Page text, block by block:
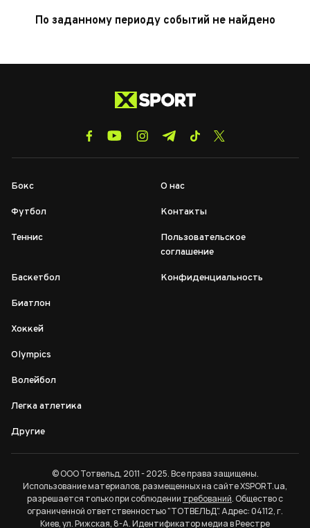
По заданному периоду событий не найдено
Бокс
Футбол
Теннис
Баскетбол
Биатлон
Хоккей
Olympics
Волейбол
Легка атлетика
Другие
О нас
Контакты
Пользовательское
соглашение
Конфиденциальность
© ООО Тотвельд, 2011 - 2025. Все права защищены.
Использование материалов, размещенных на сайте XSPORT.ua,
разрешается только при соблюдении требований. Общество с
ограниченной ответственностью "ТОТВЕЛЬД". Адрес: 04112, г.
Киев, ул. Рижская, 8-А. Идентификатор медиа в Реестре